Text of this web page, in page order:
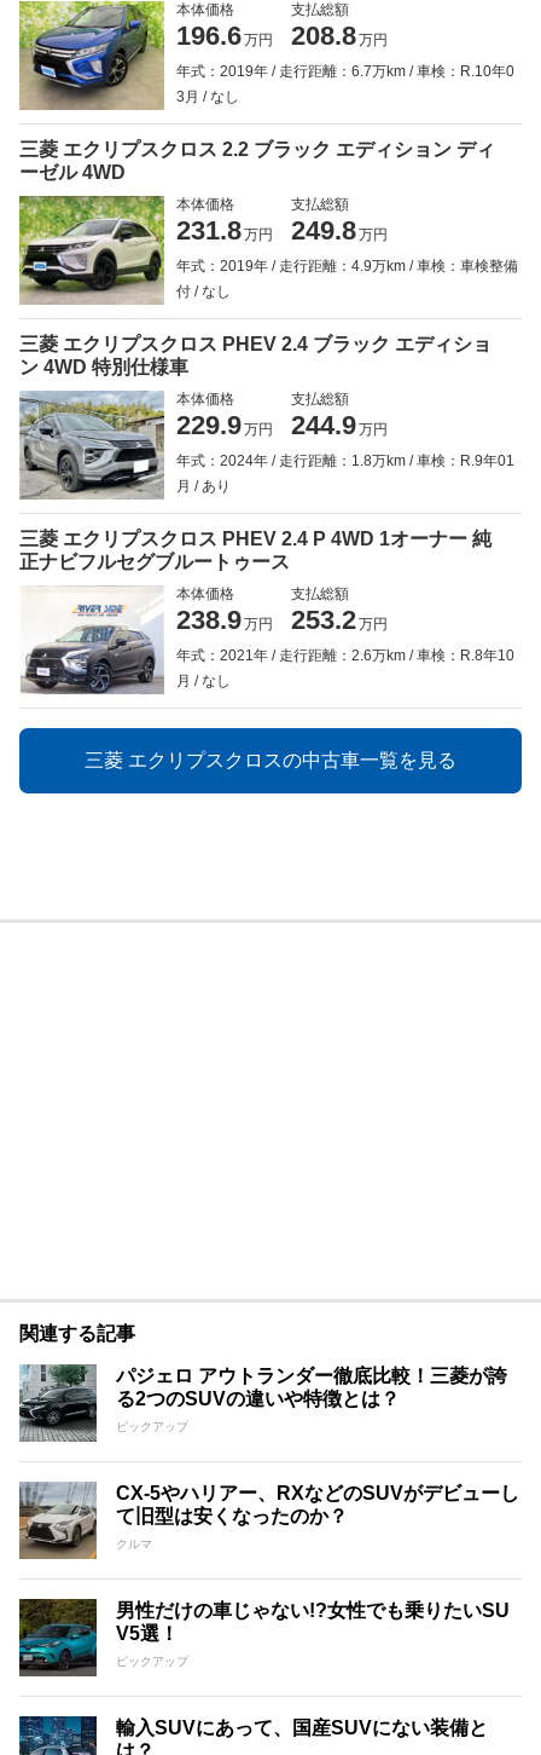
本体価格
196.6万円
支払総額
208.8万円
年式：2019年
走行距離：6.7万km
車検：R.10年0
3月
なし
三菱 エクリプスクロス 2.2 ブラック エディション ディ
ーゼル 4WD
本体価格
231.8万円
支払総額
249.8万円
年式：2019年
走行距離：4.9万km
車検：車検整備
付
なし
三菱 エクリプスクロス PHEV 2.4 ブラック エディショ
ン 4WD 特別仕様車
本体価格
229.9万円
支払総額
244.9万円
年式：2024年
走行距離：1.8万km
車検：R.9年01
月
あり
三菱 エクリプスクロス PHEV 2.4 P 4WD 1オーナー 純
正ナビフルセグブルートゥース
本体価格
238.9万円
支払総額
253.2万円
年式：2021年
走行距離：2.6万km
車検：R.8年10
月
なし
三菱 エクリプスクロスの中古車一覧を見る
関連する記事
パジェロ アウトランダー徹底比較！三菱が誇
る2つのSUVの違いや特徴とは？
ピックアップ
CX-5やハリアー、RXなどのSUVがデビューし
て旧型は安くなったのか？
クルマ
男性だけの車じゃない!?女性でも乗りたいSU
V5選！
ピックアップ
輸入SUVにあって、国産SUVにない装備と